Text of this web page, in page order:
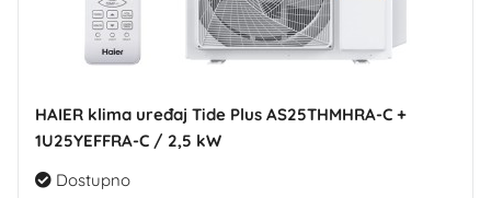
HAIER klima uređaj Tide Plus AS25THMHRA-C +
1U25YEFFRA-C / 2,5 kW
Dostupno